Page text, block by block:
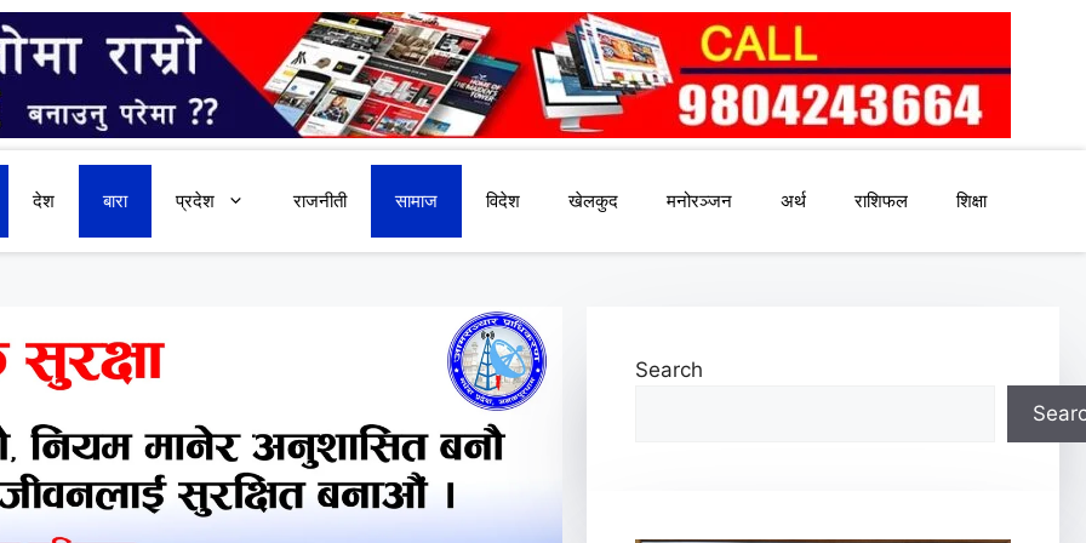
देश बारा प्रदेश राजनीती सामाज विदेश खेलकुद मनोरञ्जन अर्थ राशिफल शिक्षा
Search